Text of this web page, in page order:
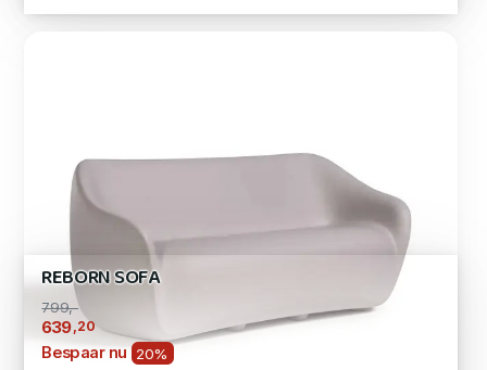
REBORN SOFA
799,-
639,20
Bespaar nu
20%